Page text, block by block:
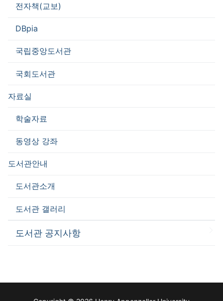
전자책(교보)
DBpia
국립중앙도서관
국회도서관
자료실
학술자료
동영상 강좌
도서관안내
도서관소개
도서관 갤러리
도서관 공지사항